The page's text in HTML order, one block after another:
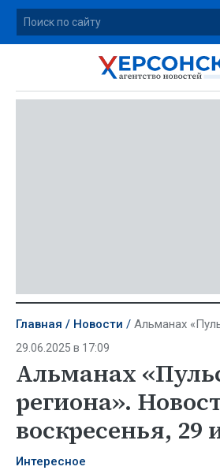
Главная Новости Альманах «Пульс
29.06.2025 в 17:09
Альманах
региона».
воскресенья, 29
Интересное